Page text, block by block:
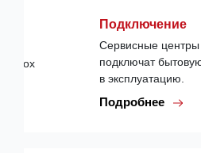
Подключение
Сервисные
подключат
в эксплуатацию.
Подробнее